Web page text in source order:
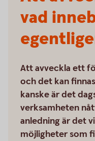
vad
Att avveckla ett
och det kan
kanske är det
verksamheten
anledning är det
möjligheter som